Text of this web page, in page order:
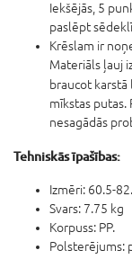
Iekšējās, 5
paslēpt
Krēslam ir
Materiāls ļauj
braucot karstā
mīkstas putas.
nesagādās
Tehniskās īpašības:
Izmēri: 60.5-
Svars: 7.75 kg
Korpuss: PP.
Polsterējums: